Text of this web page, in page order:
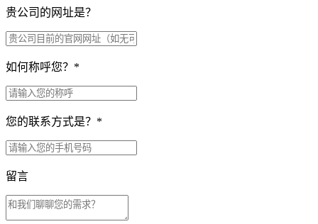
贵公司的网址是？
如何称呼您？ *
您的联系方式是？ *
留言